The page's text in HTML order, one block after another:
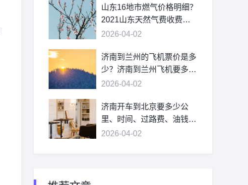
山东16地市燃气价格明细？
2021山东天然气费收费标
准？
2026-04-02
济南到兰州的飞机票价是多
少？济南到兰州飞机要多
久？
2026-04-02
济南开车到北京要多少公
里、时间、过路费、油钱？
济南到北京多少公里？
2026-04-02